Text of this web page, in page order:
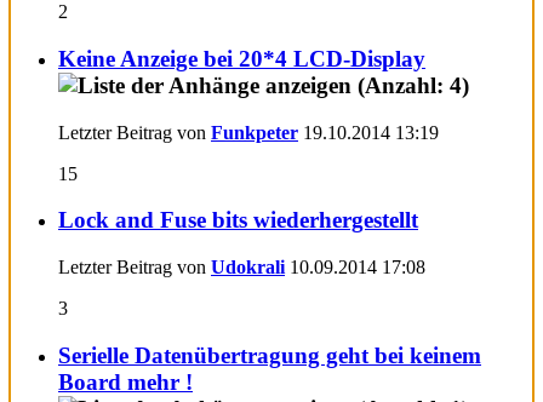
2
Keine Anzeige bei 20*4 LCD-Display
Letzter Beitrag von Funkpeter 19.10.2014 13:19
15
Lock and Fuse bits wiederhergestellt
Letzter Beitrag von Udokrali 10.09.2014 17:08
3
Serielle Datenübertragung geht bei keinem
Board mehr !